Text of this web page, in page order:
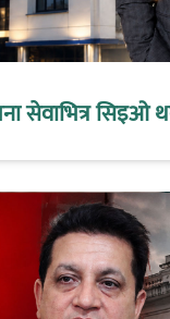
सेवाभित्र सिइओ